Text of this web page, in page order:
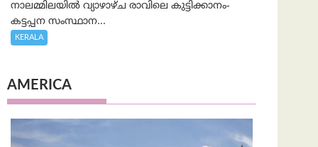
നാലമ്മിലയിൽ വ്യാഴാഴ്ച രാവിലെ കുട്ടിക്കാനം-
കട്ടപ്പന സംസ്ഥാന...
KERALA
AMERICA